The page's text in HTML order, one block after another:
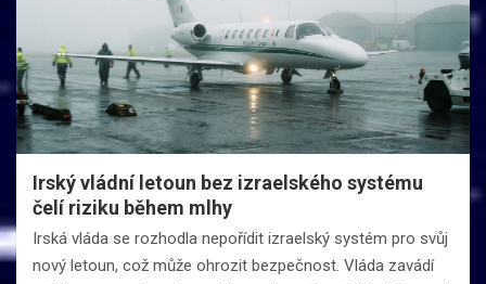
Irský vládní letoun bez izraelského systému
čelí riziku během mlhy
Irská vláda se rozhodla nepořídit izraelský systém pro svůj
nový letoun, což může ohrozit bezpečnost. Vláda zavádí